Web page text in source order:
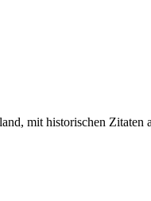
mit historischen Zitaten